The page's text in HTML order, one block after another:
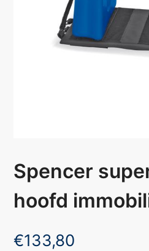
Spencer
hoofd
€133,80